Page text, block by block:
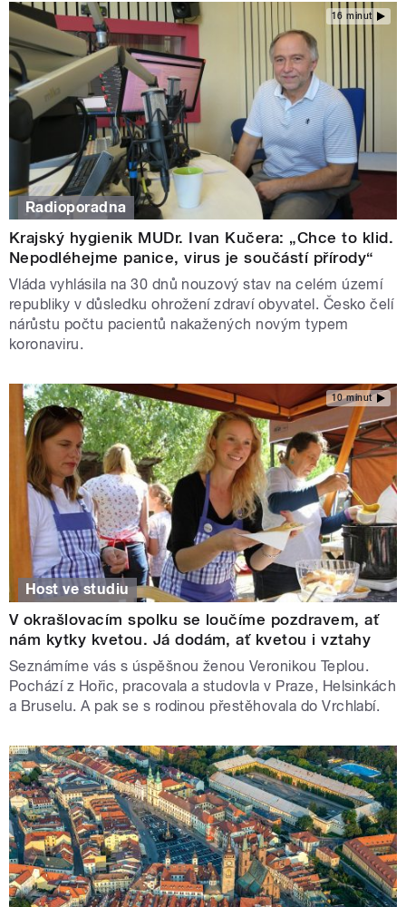
16 minut
Radioporadna
Krajský hygienik MUDr. Ivan Kučera: „Chce to klid.
Nepodléhejme panice, virus je součástí přírody“
Vláda vyhlásila na 30 dnů nouzový stav na celém území
republiky v důsledku ohrožení zdraví obyvatel. Česko čelí
nárůstu počtu pacientů nakažených novým typem
koronaviru.
10 minut
Host ve studiu
V okrašlovacím spolku se loučíme pozdravem, ať
nám kytky kvetou. Já dodám, ať kvetou i vztahy
Seznámíme vás s úspěšnou ženou Veronikou Teplou.
Pochází z Hořic, pracovala a studovla v Praze, Helsinkách
a Bruselu. A pak se s rodinou přestěhovala do Vrchlabí.